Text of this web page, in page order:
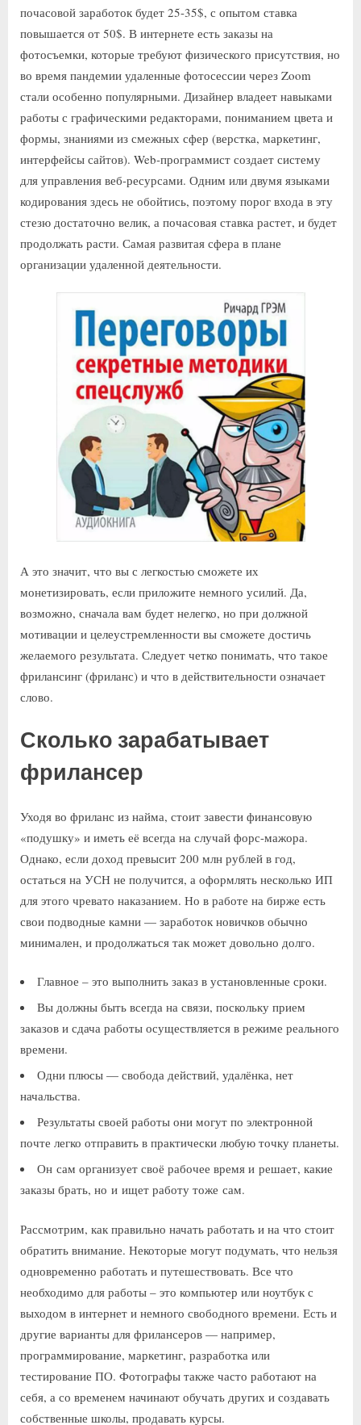
почасовой заработок будет 25-35$, с опытом ставка
повышается от 50$. В интернете есть заказы на
фотосъемки, которые требуют физического присутствия, но
во время пандемии удаленные фотосессии через Zoom
стали особенно популярными. Дизайнер владеет навыками
работы с графическими редакторами, пониманием цвета и
формы, знаниями из смежных сфер (верстка, маркетинг,
интерфейсы сайтов). Web-программист создает систему
для управления веб-ресурсами. Одним или двумя языками
кодирования здесь не обойтись, поэтому порог входа в эту
стезю достаточно велик, а почасовая ставка растет, и будет
продолжать расти. Самая развитая сфера в плане
организации удаленной деятельности.
А это значит, что вы с легкостью сможете их
монетизировать, если приложите немного усилий. Да,
возможно, сначала вам будет нелегко, но при должной
мотивации и целеустремленности вы сможете достичь
желаемого результата. Следует четко понимать, что такое
фрилансинг (фриланс) и что в действительности означает
слово.
Сколько зарабатывает
фрилансер
Уходя во фриланс из найма, стоит завести финансовую
«подушку» и иметь её всегда на случай форс-мажора.
Однако, если доход превысит 200 млн рублей в год,
остаться на УСН не получится, а оформлять несколько ИП
для этого чревато наказанием. Но в работе на бирже есть
свои подводные камни — заработок новичков обычно
минимален, и продолжаться так может довольно долго.
Главное – это выполнить заказ в установленные сроки.
Вы должны быть всегда на связи, поскольку прием
заказов и сдача работы осуществляется в режиме реального
времени.
Одни плюсы — свобода действий, удалёнка, нет
начальства.
Результаты своей работы они могут по электронной
почте легко отправить в практически любую точку планеты.
Он сам организует своё рабочее время и решает, какие
заказы брать, но и ищет работу тоже сам.
Рассмотрим, как правильно начать работать и на что стоит
обратить внимание. Некоторые могут подумать, что нельзя
одновременно работать и путешествовать. Все что
необходимо для работы – это компьютер или ноутбук с
выходом в интернет и немного свободного времени. Есть и
другие варианты для фрилансеров — например,
программирование, маркетинг, разработка или
тестирование ПО. Фотографы также часто работают на
себя, а со временем начинают обучать других и создавать
собственные школы, продавать курсы.